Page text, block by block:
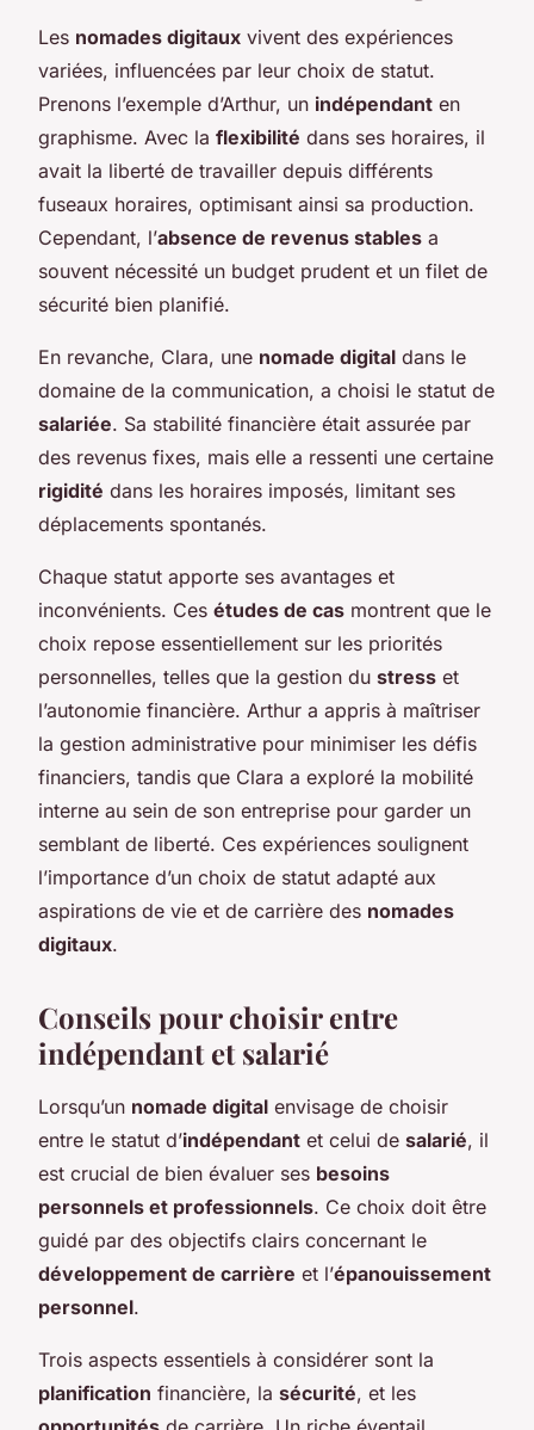
Les nomades digitaux vivent des expériences
variées, influencées par leur choix de statut.
Prenons l’exemple d’Arthur, un indépendant en
graphisme. Avec la flexibilité dans ses horaires, il
avait la liberté de travailler depuis différents
fuseaux horaires, optimisant ainsi sa production.
Cependant, l’absence de revenus stables a
souvent nécessité un budget prudent et un filet de
sécurité bien planifié.
En revanche, Clara, une nomade digital dans le
domaine de la communication, a choisi le statut de
salariée. Sa stabilité financière était assurée par
des revenus fixes, mais elle a ressenti une certaine
rigidité dans les horaires imposés, limitant ses
déplacements spontanés.
Chaque statut apporte ses avantages et
inconvénients. Ces études de cas montrent que le
choix repose essentiellement sur les priorités
personnelles, telles que la gestion du stress et
l’autonomie financière. Arthur a appris à maîtriser
la gestion administrative pour minimiser les défis
financiers, tandis que Clara a exploré la mobilité
interne au sein de son entreprise pour garder un
semblant de liberté. Ces expériences soulignent
l’importance d’un choix de statut adapté aux
aspirations de vie et de carrière des nomades
digitaux.
Conseils pour choisir entre
indépendant et salarié
Lorsqu’un nomade digital envisage de choisir
entre le statut d’indépendant et celui de salarié, il
est crucial de bien évaluer ses besoins
personnels et professionnels. Ce choix doit être
guidé par des objectifs clairs concernant le
développement de carrière et l’épanouissement
personnel.
Trois aspects essentiels à considérer sont la
planification financière, la sécurité, et les